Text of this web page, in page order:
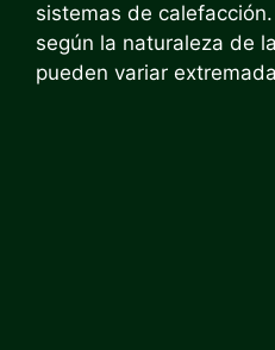
sistemas de
según la naturaleza de
pueden variar